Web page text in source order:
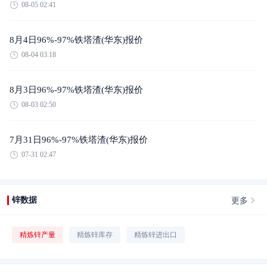
08-05 02:41
8月4日96%-97%铁塔渣(华东)报价
08-04 03:18
8月3日96%-97%铁塔渣(华东)报价
08-03 02:50
7月31日96%-97%铁塔渣(华东)报价
07-31 02:47
锌数据 更多
精炼锌产量 精炼锌库存 精炼锌进出口